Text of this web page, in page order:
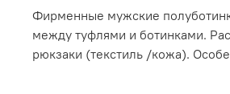
Фирменные мужские
между туфлями и ботинками.
рюкзаки (текстиль /кожа).